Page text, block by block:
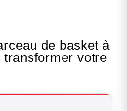
de basket à
transformer votre